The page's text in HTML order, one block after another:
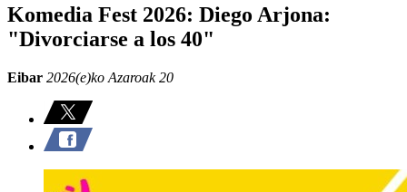
Komedia Fest 2026: Diego Arjona:
"Divorciarse a los 40"
Eibar 2026(e)ko Azaroak 20